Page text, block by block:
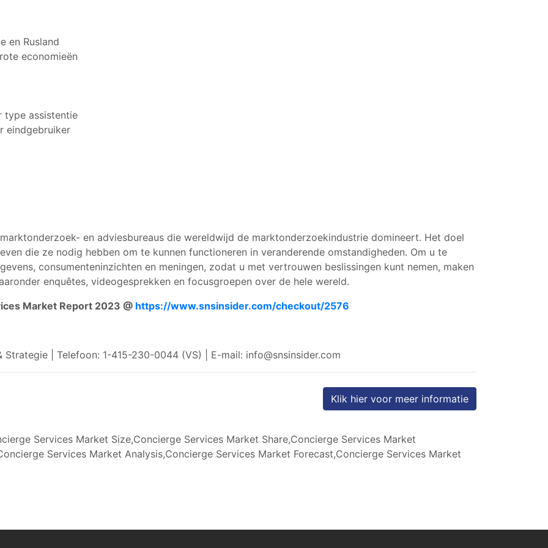
en Rusland
economieën
type assistentie
eindgebruiker
en adviesbureaus die wereldwijd de marktonderzoekindustrie domineert. Het doel
die ze nodig hebben om te kunnen functioneren in veranderende omstandigheden. Om u te
consumenteninzichten en meningen, zodat u met vertrouwen beslissingen kunt nemen, maken
enquêtes, videogesprekken en focusgroepen over de hele wereld.
Market Report 2023 @ https://www.snsinsider.com/checkout/2576
| Telefoon: 1-415-230-0044 (VS) | E-mail: info@snsinsider.com
Klik hier voor meer informatie
Services Market Size,Concierge Services Market Share,Concierge Services Market
Services Market Analysis,Concierge Services Market Forecast,Concierge Services Market